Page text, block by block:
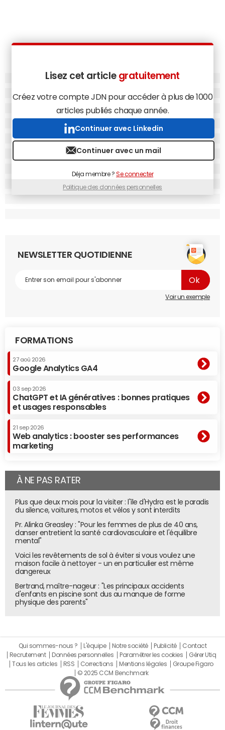
Lisez cet article gratuitement
Créez votre compte JDN pour accéder à plus de 1000
articles publiés chaque année.
Continuer avec Linkedin
Continuer avec un mail
Déja membre ?Se connecter
Politique des données personnelles
NEWSLETTER QUOTIDIENNE
Voir un exemple
FORMATIONS
27 aoû 2026
Google Analytics GA4
03 sep 2026
ChatGPT et IA génératives : bonnes pratiques
et usages responsables
21 sep 2026
Web analytics : booster ses performances
marketing
À NE PAS RATER
Plus que deux mois pour la visiter : l'île d'Hydra est le paradis
du silence, voitures, motos et vélos y sont interdits
Pr. Alinka Greasley : "Pour les femmes de plus de 40 ans,
danser entretient la santé cardiovasculaire et l'équilibre
mental"
Voici les revêtements de sol à éviter si vous voulez une
maison facile à nettoyer - un en particulier est même
dangereux
Bertrand, maître-nageur : "Les principaux accidents
d'enfants en piscine sont dus au manque de forme
physique des parents"
Qui sommes-nous ? L'équipe Notre société Publicité
Contact
Recrutement
Données personnelles Paramétrer les cookies
Gérer Utiq
Tous les articles
RSS Corrections Mentions légales
Groupe Figaro
© 2025 CCM Benchmark